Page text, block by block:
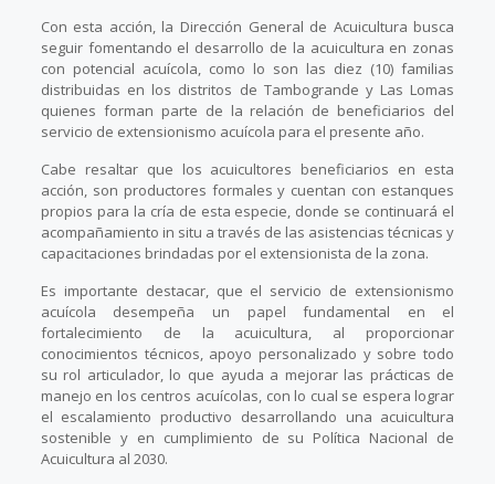
Con esta acción, la Dirección General de Acuicultura busca
seguir fomentando el desarrollo de la acuicultura en zonas
con potencial acuícola, como lo son las diez (10) familias
distribuidas en los distritos de Tambogrande y Las Lomas
quienes forman parte de la relación de beneficiarios del
servicio de extensionismo acuícola para el presente año.
Cabe resaltar que los acuicultores beneficiarios en esta
acción, son productores formales y cuentan con estanques
propios para la cría de esta especie, donde se continuará el
acompañamiento in situ a través de las asistencias técnicas y
capacitaciones brindadas por el extensionista de la zona.
Es importante destacar, que el servicio de extensionismo
acuícola desempeña un papel fundamental en el
fortalecimiento de la acuicultura, al proporcionar
conocimientos técnicos, apoyo personalizado y sobre todo
su rol articulador, lo que ayuda a mejorar las prácticas de
manejo en los centros acuícolas, con lo cual se espera lograr
el escalamiento productivo desarrollando una acuicultura
sostenible y en cumplimiento de su Política Nacional de
Acuicultura al 2030.